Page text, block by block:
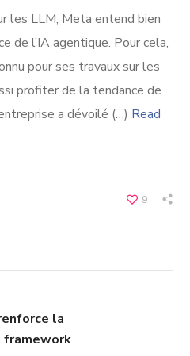
les LLM, Meta entend bien
de l’IA agentique. Pour cela,
pour ses travaux sur les
profiter de la tendance de
a dévoilé (…) Read
9
la
framework